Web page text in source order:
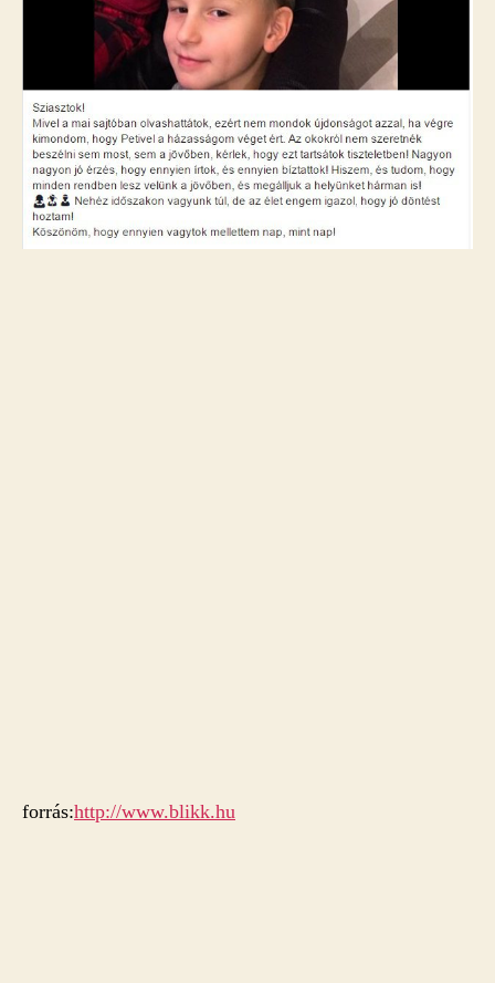
forrás:http://www.blikk.hu